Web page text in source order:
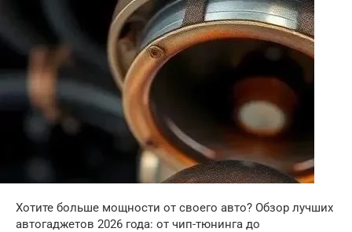
Хотите больше мощности от своего авто? Обзор лучших
автогаджетов 2026 года: от чип-тюнинга до